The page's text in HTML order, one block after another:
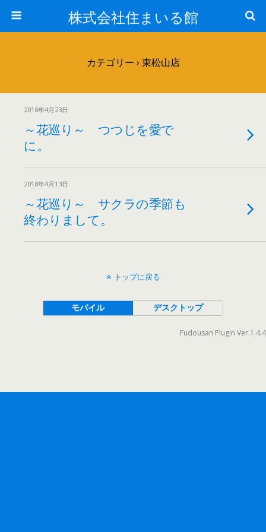
株式会社住まいる館
カテゴリー › 東松山店
2018年4月23日
～花巡り～ つつじを愛で
に。
2018年4月13日
～花巡り～ サクラの季節も
終わりまして。
トップに戻る
モバイル デスクトップ
Fudousan Plugin Ver.1.4.4